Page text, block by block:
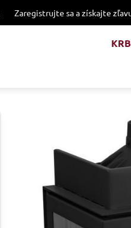
Zaregistrujte sa a získajte